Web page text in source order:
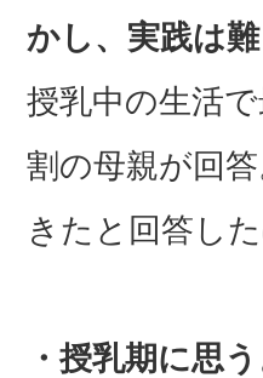
かし、実践は
授乳中の生活
割の母親が回
きたと回答し
・授乳期に思